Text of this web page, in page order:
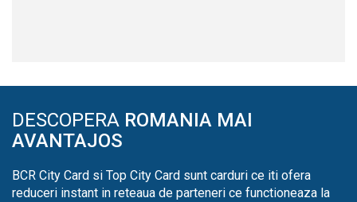
DESCOPERA ROMANIA MAI
AVANTAJOS
BCR City Card si Top City Card sunt carduri ce iti ofera
reduceri instant in reteaua de parteneri ce functioneaza la